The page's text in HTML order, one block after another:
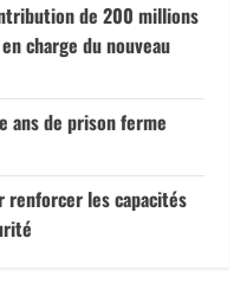
de 200 millions
en charge du nouveau
ans de prison ferme
renforcer les capacités